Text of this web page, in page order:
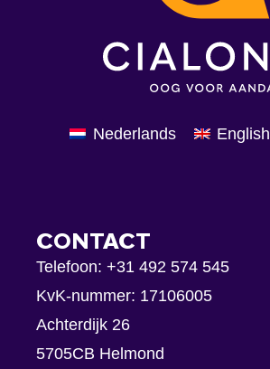
Nederlands English
CONTACT
Telefoon: +31 492 574 545
KvK-nummer: 17106005
Achterdijk 26
5705CB Helmond